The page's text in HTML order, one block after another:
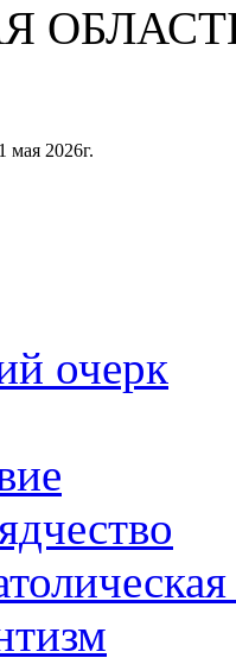
мая 2026г.
очерк